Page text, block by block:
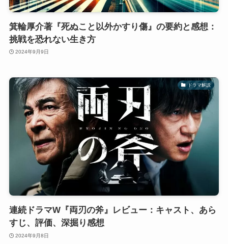
箕輪厚介著『死ぬこと以外かすり傷』の要約と感想：
挑戦を恐れない生き方
2024年9月9日
ドラマ解説
連続ドラマW『両刃の斧』レビュー：キャスト、あら
すじ、評価、深掘り感想
2024年9月8日